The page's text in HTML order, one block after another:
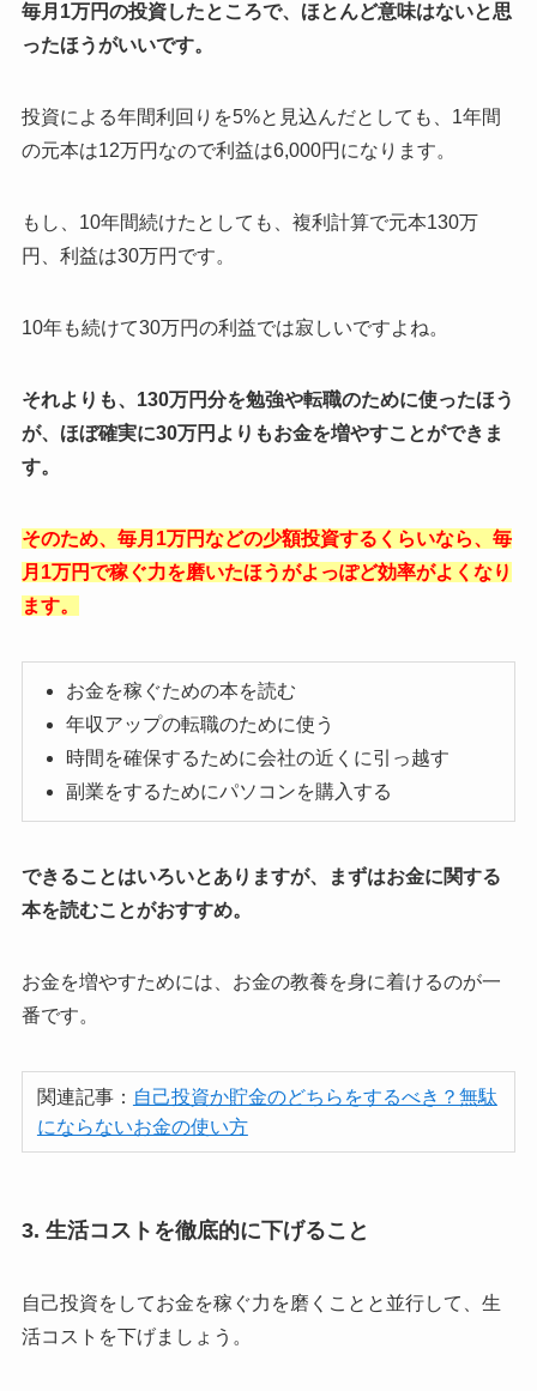
毎月1万円の投資したところで、ほとんど意味はないと思
ったほうがいいです。
投資による年間利回りを5%と見込んだとしても、1年間
の元本は12万円なので利益は6,000円になります。
もし、10年間続けたとしても、複利計算で元本130万
円、利益は30万円です。
10年も続けて30万円の利益では寂しいですよね。
それよりも、130万円分を勉強や転職のために使ったほう
が、ほぼ確実に30万円よりもお金を増やすことができま
す。
そのため、毎月1万円などの少額投資するくらいなら、毎
月1万円で稼ぐ力を磨いたほうがよっぽど効率がよくなり
ます。
お金を稼ぐための本を読む
年収アップの転職のために使う
時間を確保するために会社の近くに引っ越す
副業をするためにパソコンを購入する
できることはいろいとありますが、まずはお金に関する
本を読むことがおすすめ。
お金を増やすためには、お金の教養を身に着けるのが一
番です。
関連記事： 自己投資か貯金のどちらをするべき？無駄
にならないお金の使い方
3. 生活コストを徹底的に下げること
自己投資をしてお金を稼ぐ力を磨くことと並行して、生
活コストを下げましょう。